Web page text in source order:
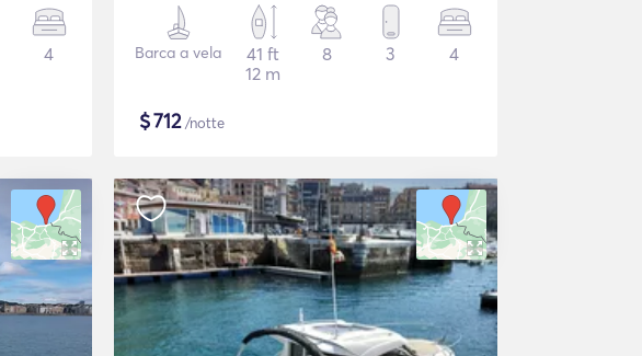
4 Barca a vela
41 ft
12 m
8 3 4
$712/notte